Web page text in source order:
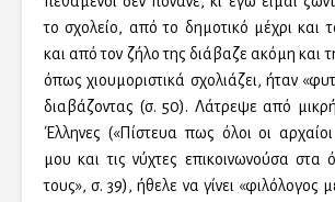
το σχολείο, από το δημοτικό μέχρι και
και από τον ζήλο της διάβαζε ακόμη και
όπως χιουμοριστικά σχολιάζει, ήταν
διαβάζοντας (σ. 50). Λάτρεψε από
Έλληνες («Πίστευα πως όλοι οι αρχαίοι
μου και τις νύχτες επικοινωνούσα στα
τους», σ. 39), ήθελε να γίνει «φιλόλογος